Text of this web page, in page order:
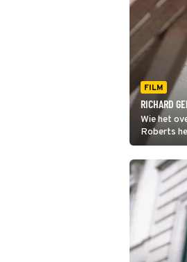
FILM
RICHARD
Wie het
Roberts
Woman